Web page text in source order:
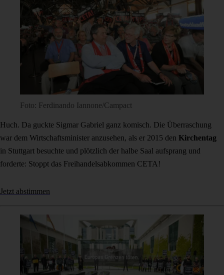
Foto: Ferdinando Iannone/Campact
Huch. Da guckte Sigmar Gabriel ganz komisch. Die Überraschung
war dem Wirtschaftsminister anzusehen, als er 2015 den Kirchentag
in Stuttgart besuchte und plötzlich der halbe Saal aufsprang und
forderte: Stoppt das Freihandelsabkommen CETA!
Jetzt abstimmen